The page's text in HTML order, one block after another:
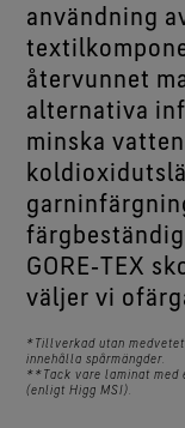
användning
återvunnet
alternativa
minska
GORE‑TEX
väljer vi
*Tillverkad utan
innehålla spårmängder.
**Tack vare laminat med
(enligt Higg MSI).